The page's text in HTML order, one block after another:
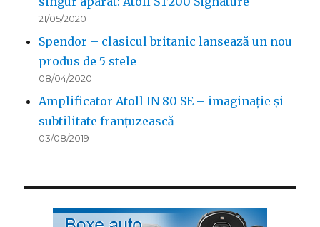
21/05/2020
Spendor – clasicul britanic lansează un nou
produs de 5 stele
08/04/2020
Amplificator Atoll IN 80 SE – imaginație și
subtilitate franțuzească
03/08/2019